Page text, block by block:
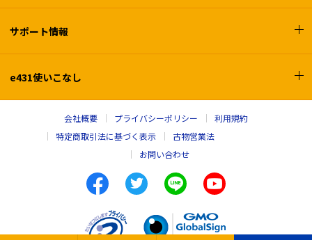
サポート情報
e431使いこなし
会社概要 プライバシーポリシー
利用規約
特定商取引法に基づく表示
古物営業法
お問い合わせ